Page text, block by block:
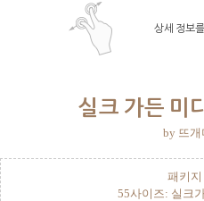
상세 정보
실크 가든 미
by 뜨개
패키
55사이즈: 실크